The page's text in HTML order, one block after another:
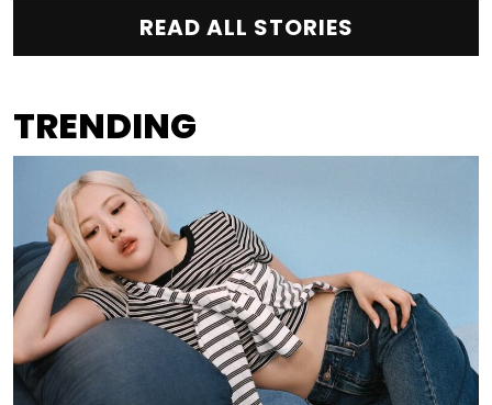
READ ALL STORIES
TRENDING